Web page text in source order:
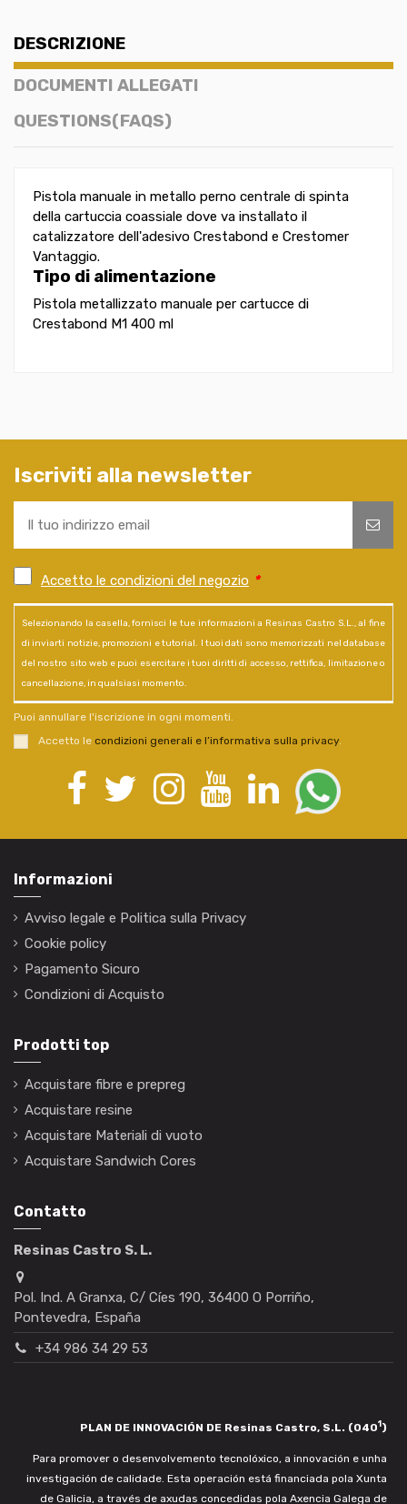
DESCRIZIONE
DOCUMENTI ALLEGATI
QUESTIONS(FAQS)
Pistola manuale in metallo perno centrale di spinta
della cartuccia coassiale dove va installato il
catalizzatore dell'adesivo Crestabond e Crestomer
Vantaggio.
Tipo di alimentazione
Pistola metallizzato manuale per cartucce di
Crestabond M1 400 ml
Iscriviti alla newsletter
Accetto le condizioni del negozio *
Selezionando la casella, fornisci le tue informazioni a Resinas Castro S.L., al fine
di inviarti notizie, promozioni e tutorial. I tuoi dati sono memorizzati nel database
del nostro sito web e puoi esercitare i tuoi diritti di accesso, rettifica, limitazione o
cancellazione, in qualsiasi momento.
Puoi annullare l'iscrizione in ogni momenti.
Accetto le condizioni generali e l’informativa sulla privacy.
Informazioni
Avviso legale e Politica sulla Privacy
Cookie policy
Pagamento Sicuro
Condizioni di Acquisto
Prodotti top
Acquistare fibre e prepreg
Acquistare resine
Acquistare Materiali di vuoto
Acquistare Sandwich Cores
Contatto
Resinas Castro S. L.
Pol. Ind. A Granxa, C/ Cíes 190, 36400 O Porriño,
Pontevedra, España
+34 986 34 29 53
PLAN DE INNOVACIÓN DE Resinas Castro, S.L. (0401)
Para promover o desenvolvemento tecnolóxico, a innovación e unha
investigación de calidade. Esta operación está financiada pola Xunta
de Galicia, a través de axudas concedidas pola Axencia Galega de